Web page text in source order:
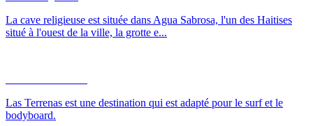
La cave religieuse est située dans Agua Sabrosa, l'un des Haitises
situé à l'ouest de la ville, la grotte e...
Las Terrenas est une destination qui est adapté pour le surf et le
bodyboard.